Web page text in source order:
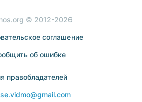
© 2012-2026
соглашение
об ошибке
правобладателей